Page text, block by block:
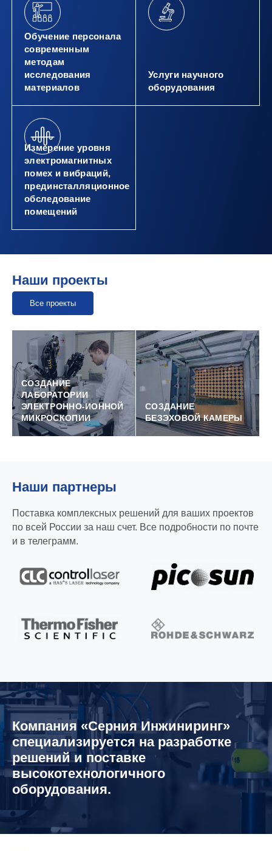
Обучение персонала
современным
методам
исследования
материалов
Услуги научного
оборудования
Измерение уровня
электромагнитных
помех и вибраций,
прединсталляционное
обследование
помещений
Наши проекты
Все проекты
СОЗДАНИЕ
ЛАБОРАТОРИИ
ЭЛЕКТРОННО‑ИОННОЙ
МИКРОСКОПИИ
При активном участии
компании Серния на
физическом
факультете МГУ была
создана
универсальная
лаборатория
различного рода
материалов и
образцов
СОЗДАНИЕ
БЕЗЭХОВОЙ КАМЕРЫ
С целью проведения
исследовательских и
коммерческих
испытаний в Центре
испытаний
АУ «Технопарк-
Мордовия»
ETS-Lindgren
Наши партнеры
Поставка комплексных решений для ваших проектов
по всей России за наш счет. Все подробности по почте
и в телеграмм.
Компания «Серния Инжиниринг»
специализируется на разработке
решений и поставке
высокотехнологичного
оборудования.